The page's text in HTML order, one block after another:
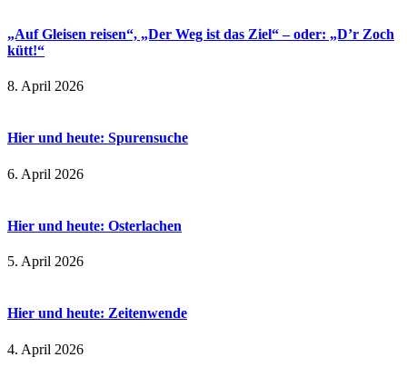
„Auf Gleisen reisen“, „Der Weg ist das Ziel“ – oder: „D’r Zoch
kütt!“
8. April 2026
Hier und heute: Spurensuche
6. April 2026
Hier und heute: Osterlachen
5. April 2026
Hier und heute: Zeitenwende
4. April 2026